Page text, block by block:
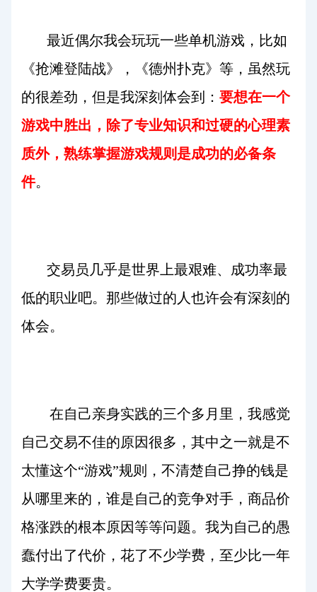
最近偶尔我会玩玩一些单机游戏，比如
《抢滩登陆战》，《德州扑克》等，虽然玩
的很差劲，但是我深刻体会到：要想在一个
游戏中胜出，除了专业知识和过硬的心理素
质外，熟练掌握游戏规则是成功的必备条
件。
交易员几乎是世界上最艰难、成功率最
低的职业吧。那些做过的人也许会有深刻的
体会。
在自己亲身实践的三个多月里，我感觉
自己交易不佳的原因很多，其中之一就是不
太懂这个“游戏”规则，不清楚自己挣的钱是
从哪里来的，谁是自己的竞争对手，商品价
格涨跌的根本原因等等问题。我为自己的愚
蠢付出了代价，花了不少学费，至少比一年
大学学费要贵。